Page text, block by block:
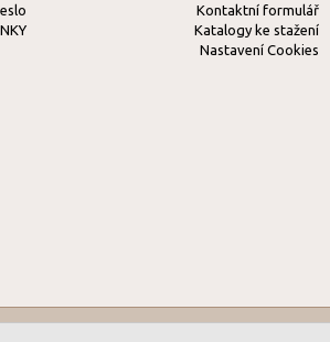
Kontaktní formulář
Katalogy ke stažení
Nastavení Cookies